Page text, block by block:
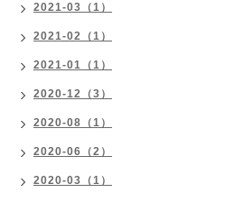
2021-03（1）
2021-02（1）
2021-01（1）
2020-12（3）
2020-08（1）
2020-06（2）
2020-03（1）